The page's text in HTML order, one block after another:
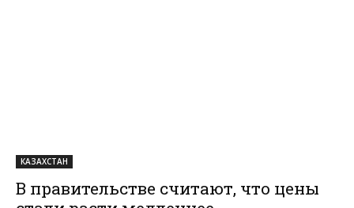
КАЗАХСТАН
В правительстве считают, что цены